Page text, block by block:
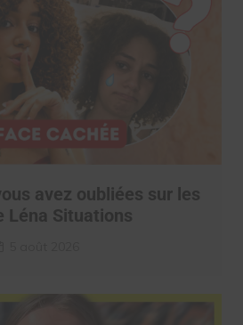
avez oubliées sur les
Léna Situations